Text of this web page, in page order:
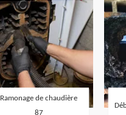
Ramonage de chaudière
87